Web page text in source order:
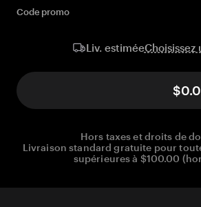
Code promo
Liv. estiméeChoisissez
Hors taxes et droits de
Livraison standard gratuite pour
supérieures à $100.00